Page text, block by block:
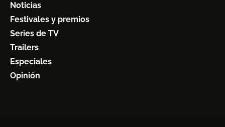
Noticias
Festivales y premios
Series de TV
Trailers
Especiales
Opinión